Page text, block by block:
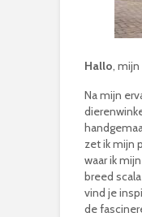
Hallo ,
Na mijn
zet ik mijn
waar ik
breed
vind je
de